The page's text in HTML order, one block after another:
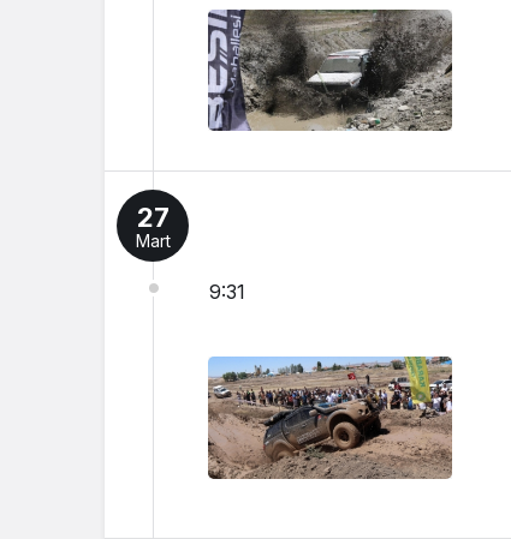
27
Mart
9:31